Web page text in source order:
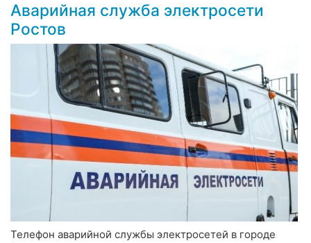
Аварийная служба электросети
Ростов
Телефон аварийной службы электросетей в городе